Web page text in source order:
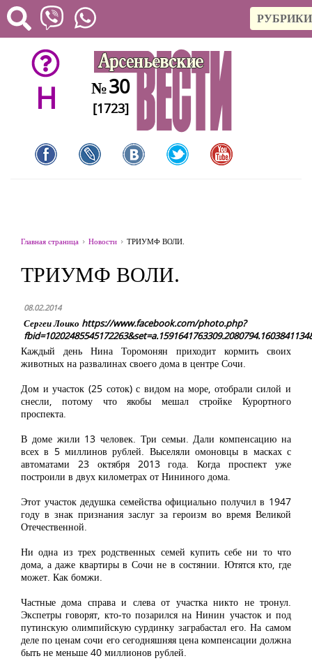
РУБРИКИ
H №30
[1723]
Главная страница Новости ТРИУМФ ВОЛИ.
ТРИУМФ ВОЛИ.
08.02.2014
Сергеи Лоико https://www.facebook.com/photo.php?
Каждый день Нина Торомонян приходит кормить своих
животных на развалинах своего дома в центре Сочи.
Дом и участок (25 соток) с видом на море, отобрали силой и
снесли, потому что якобы мешал стройке Курортного
проспекта.
В доме жили 13 человек. Три семьи. Дали компенсацию на
всех в 5 миллинов рублей. Выселяли омоновцы в масках с
автоматами 23 октября 2013 года. Когда проспект уже
построили в двух километрах от Нининого дома.
Этот участок дедушка семейства официально получил в 1947
году в знак признания заслуг за героизм во время Великой
Отечественной.
Ни одна из трех родственных семей купить себе ни то что
дома, а даже квартиры в Сочи не в состянии. Ютятся кто, где
может. Как бомжи.
Частные дома справа и слева от участка никто не тронул.
Экспетры говорят, кто-то позарился на Нинин участок и под
путинскую олимпийскую сурдинку заграбастал его. На самом
деле по ценам сочи его сегодняшняя цена компенсации должна
быть не меньше 40 миллионов рублей.